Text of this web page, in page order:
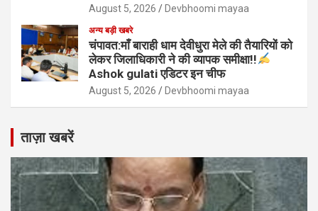
August 5, 2026 Devbhoomi mayaa
अन्य बड़ी खबरे
चंपावत:माँ बाराही धाम देवीधुरा मेले की तैयारियों को
लेकर जिलाधिकारी ने की व्यापक समीक्षा!!
Ashok gulati एडिटर इन चीफ
August 5, 2026 Devbhoomi mayaa
ताज़ा खबरें